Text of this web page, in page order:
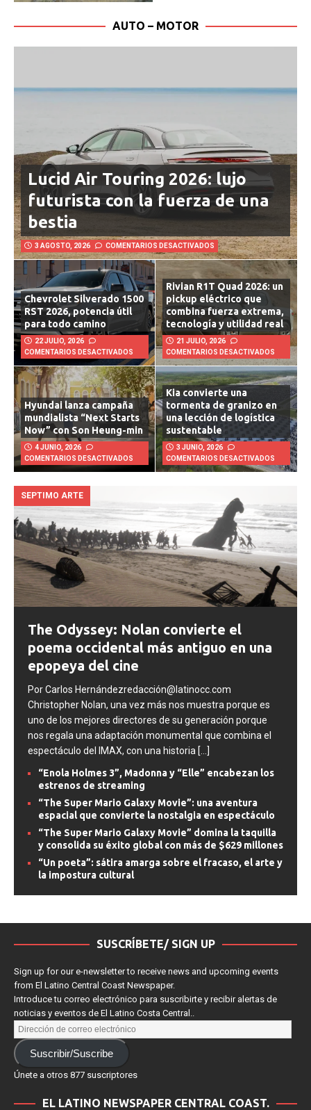
AUTO – MOTOR
Lucid Air Touring 2026: lujo
futurista con la fuerza de una
bestia
3 AGOSTO, 2026 COMENTARIOS DESACTIVADOS
Chevrolet Silverado 1500
RST 2026, potencia útil
para todo camino
22 JULIO, 2026
COMENTARIOS DESACTIVADOS
Rivian R1T Quad 2026: un
pickup eléctrico que
combina fuerza extrema,
tecnología y utilidad real
21 JULIO, 2026
COMENTARIOS DESACTIVADOS
Hyundai lanza campaña
mundialista “Next Starts
Now” con Son Heung-min
4 JUNIO, 2026
COMENTARIOS DESACTIVADOS
Kia convierte una
tormenta de granizo en
una lección de logística
sustentable
3 JUNIO, 2026
COMENTARIOS DESACTIVADOS
SEPTIMO ARTE
The Odyssey: Nolan convierte el
poema occidental más antiguo en una
epopeya del cine
Por Carlos Hernándezredacción@latinocc.com
Christopher Nolan, una vez más nos muestra porque es
uno de los mejores directores de su generación porque
nos regala una adaptación monumental que combina el
espectáculo del IMAX, con una historia [...]
“Enola Holmes 3”, Madonna y “Elle” encabezan los
estrenos de streaming
“The Super Mario Galaxy Movie”: una aventura
espacial que convierte la nostalgia en espectáculo
“The Super Mario Galaxy Movie” domina la taquilla
y consolida su éxito global con más de $629 millones
“Un poeta”: sátira amarga sobre el fracaso, el arte y
la impostura cultural
SUSCRÍBETE/ SIGN UP
Sign up for our e-newsletter to receive news and upcoming events
from El Latino Central Coast Newspaper.
Introduce tu correo electrónico para suscribirte y recibir alertas de
noticias y eventos de El Latino Costa Central..
Suscribir/Suscribe
Únete a otros 877 suscriptores
EL LATINO NEWSPAPER CENTRAL COAST.